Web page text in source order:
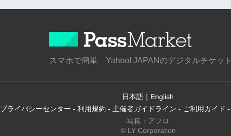
スマホで簡単 Yahoo! JAPANのデジタルチケット
日本語 ｜ English
プライバシーセンター - 利用規約 - 主催者ガイドライン - ご利用ガイド -
写真：アフロ
© LY Corporation